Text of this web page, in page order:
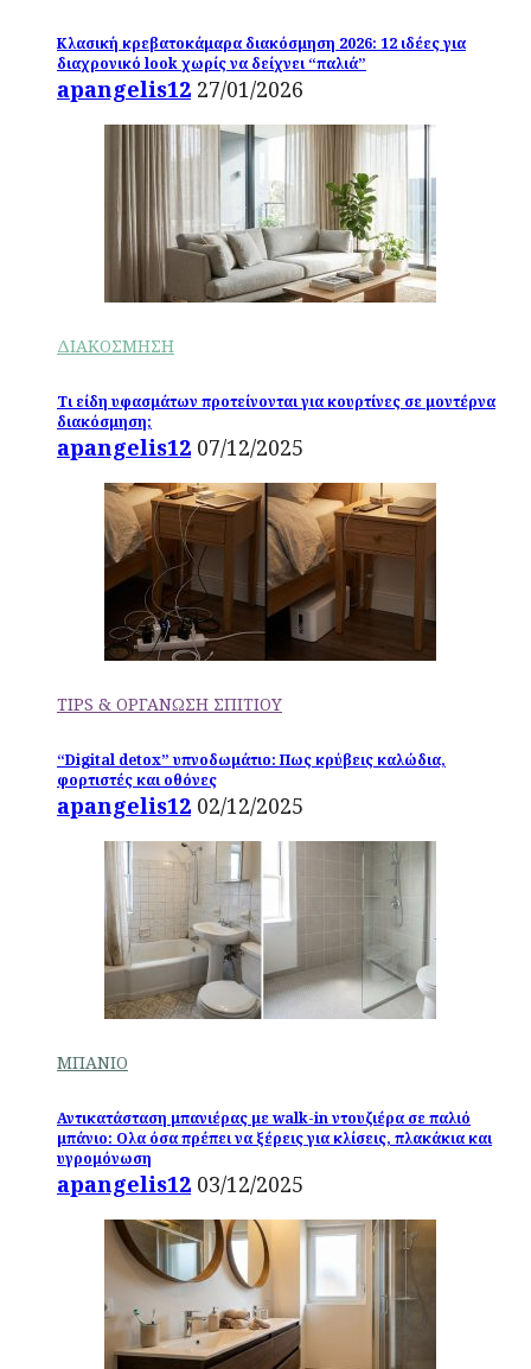
Κλασική κρεβατοκάμαρα διακόσμηση 2026: 12 ιδέες για
διαχρονικό look χωρίς να δείχνει “παλιά”
apangelis12 27/01/2026
ΔΙΑΚΟΣΜΗΣΗ
Τι είδη υφασμάτων προτείνονται για κουρτίνες σε μοντέρνα
διακόσμηση;
apangelis12 07/12/2025
TIPS & ΟΡΓΑΝΩΣΗ ΣΠΙΤΙΟΥ
“Digital detox” υπνοδωμάτιο: Πως κρύβεις καλώδια,
φορτιστές και οθόνες
apangelis12 02/12/2025
ΜΠΑΝΙΟ
Αντικατάσταση μπανιέρας με walk-in ντουζιέρα σε παλιό
μπάνιο: Ολα όσα πρέπει να ξέρεις για κλίσεις, πλακάκια και
υγρομόνωση
apangelis12 03/12/2025